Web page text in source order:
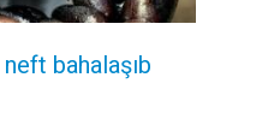
bahalaşıb